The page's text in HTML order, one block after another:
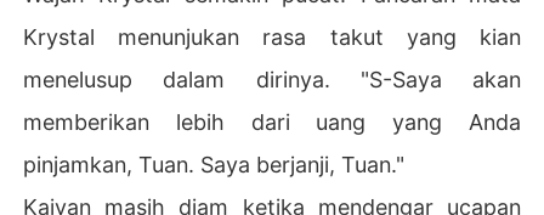
Krystal menunjukan rasa takut yang kian
menelusup dalam dirinya. "S-Saya akan
memberikan lebih dari uang yang Anda
pinjamkan, Tuan. Saya berjanji, Tuan."
Kaivan masih diam ketika mendengar ucapan